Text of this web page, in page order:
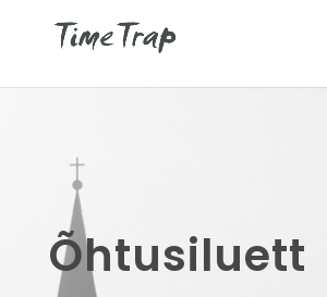
Õhtusiluett